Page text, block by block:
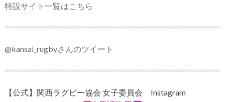
特設サイト一覧はこちら
@kansai_rugbyさんのツイート
【公式】関西ラグビー協会 女子委員会 Instagram